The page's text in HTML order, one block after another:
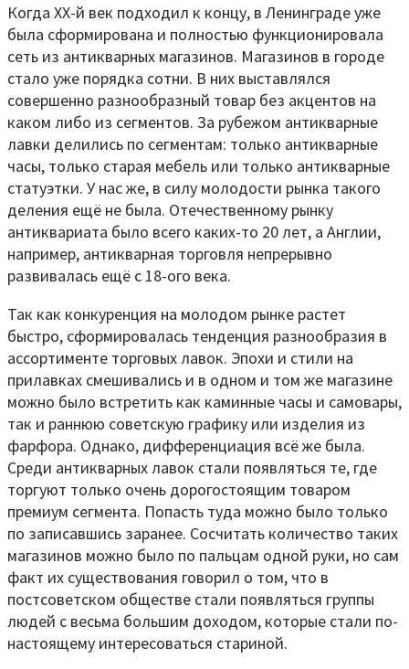
Когда ХХ-й век подходил к концу, в Ленинграде уже
была сформирована и полностью функционировала
сеть из антикварных магазинов. Магазинов в городе
стало уже порядка сотни. В них выставлялся
совершенно разнообразный товар без акцентов на
каком либо из сегментов. За рубежом антикварные
лавки делились по сегментам: только антикварные
часы, только старая мебель или только антикварные
статуэтки. У нас же, в силу молодости рынка такого
деления ещё не была. Отечественному рынку
антиквариата было всего каких-то 20 лет, а Англии,
например, антикварная торговля непрерывно
развивалась ещё с 18-ого века.
Так как конкуренция на молодом рынке растет
быстро, сформировалась тенденция разнообразия в
ассортименте торговых лавок. Эпохи и стили на
прилавках смешивались и в одном и том же магазине
можно было встретить как каминные часы и самовары,
так и раннюю советскую графику или изделия из
фарфора. Однако, дифференциация всё же была.
Среди антикварных лавок стали появляться те, где
торгуют только очень дорогостоящим товаром
премиум сегмента. Попасть туда можно было только
по записавшись заранее. Сосчитать количество таких
магазинов можно было по пальцам одной руки, но сам
факт их существования говорил о том, что в
постсоветском обществе стали появляться группы
людей с весьма большим доходом, которые стали по-
настоящему интересоваться стариной.